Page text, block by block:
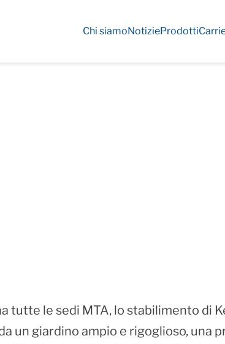
Chi siamoNotizieProdotti
tutte le sedi MTA, lo stabilimento di
un giardino ampio e rigoglioso, una